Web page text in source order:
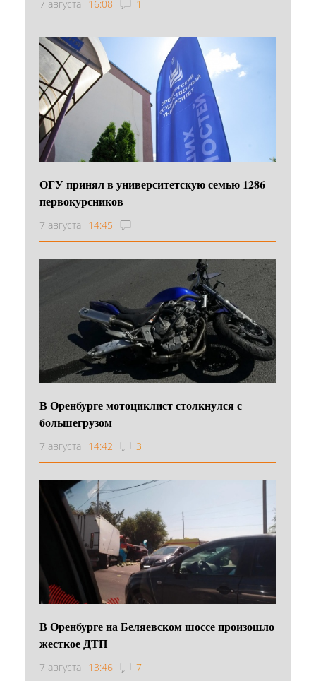
7 августа 16:08 1
ОГУ принял в университетскую семью 1286
первокурсников
7 августа 14:45
В Оренбурге мотоциклист столкнулся с
большегрузом
7 августа 14:42 3
В Оренбурге на Беляевском шоссе произошло
жесткое ДТП
7 августа 13:46 7